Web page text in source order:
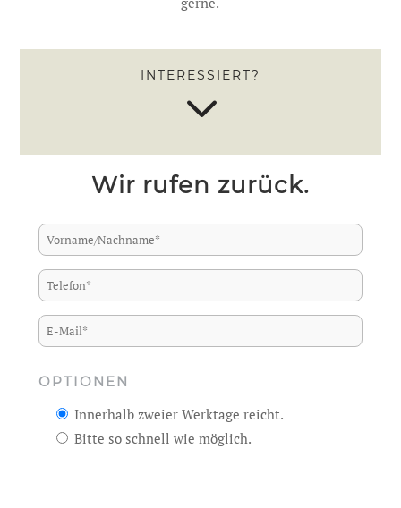
INTERESSIERT?
3
Wir rufen zurück.
OPTIONEN
Innerhalb zweier Werktage reicht.
Bitte so schnell wie möglich.